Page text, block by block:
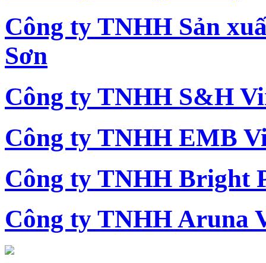
Công ty TNHH Sản
Sơn
Công ty TNHH S&H
Công ty TNHH EMB
Công ty TNHH Bright
Công ty TNHH Aruna